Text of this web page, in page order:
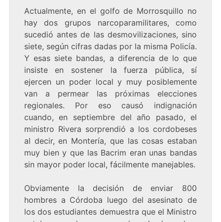
Actualmente, en el golfo de Morrosquillo no
hay dos grupos narcoparamilitares, como
sucedió antes de las desmovilizaciones, sino
siete, según cifras dadas por la misma Policía.
Y esas siete bandas, a diferencia de lo que
insiste en sostener la fuerza pública, sí
ejercen un poder local y muy posiblemente
van a permear las próximas elecciones
regionales. Por eso causó indignación
cuando, en septiembre del año pasado, el
ministro Rivera sorprendió a los cordobeses
al decir, en Montería, que las cosas estaban
muy bien y que las Bacrim eran unas bandas
sin mayor poder local, fácilmente manejables.
Obviamente la decisión de enviar 800
hombres a Córdoba luego del asesinato de
los dos estudiantes demuestra que el Ministro